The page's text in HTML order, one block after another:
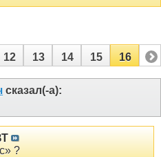
12 13 14 15 16
сказал(-а):
?